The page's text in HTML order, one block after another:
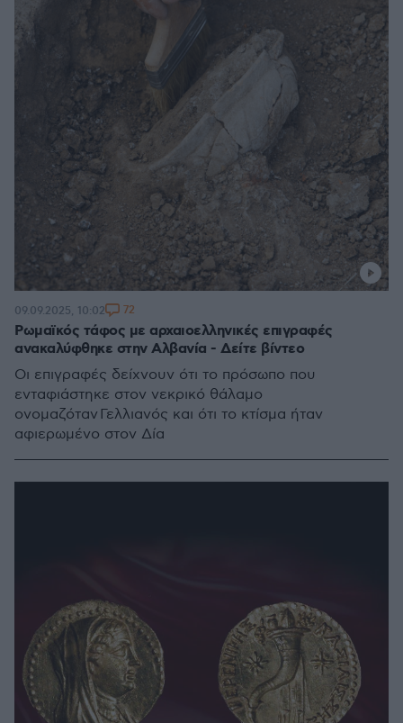
Ρωμαϊκός τάφος με αρχαιοελληνικές επιγραφές
ανακαλύφθηκε στην Αλβανία - Δείτε βίντεο
Οι επιγραφές δείχνουν ότι το πρόσωπο που
ενταφιάστηκε στον νεκρικό θάλαμο
ονομαζόταν Γελλιανός και ότι το κτίσμα ήταν
αφιερωμένο στον Δία
09.09.2025, 10:02 72